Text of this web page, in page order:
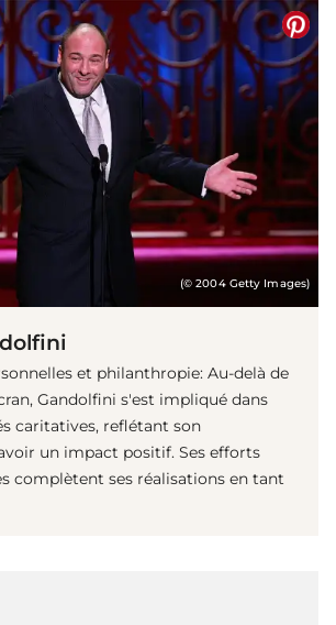
(© 2004 Getty Images)
et philanthropie: Au-delà de
Gandolfini s'est impliqué dans
caritatives, reflétant son
un impact positif. Ses efforts
complètent ses réalisations en tant